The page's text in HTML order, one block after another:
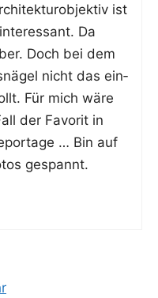
ist
Da
Doch bei dem
nicht das ein­
Für mich wäre
der Favo­rit in
… Bin auf
gespannt.